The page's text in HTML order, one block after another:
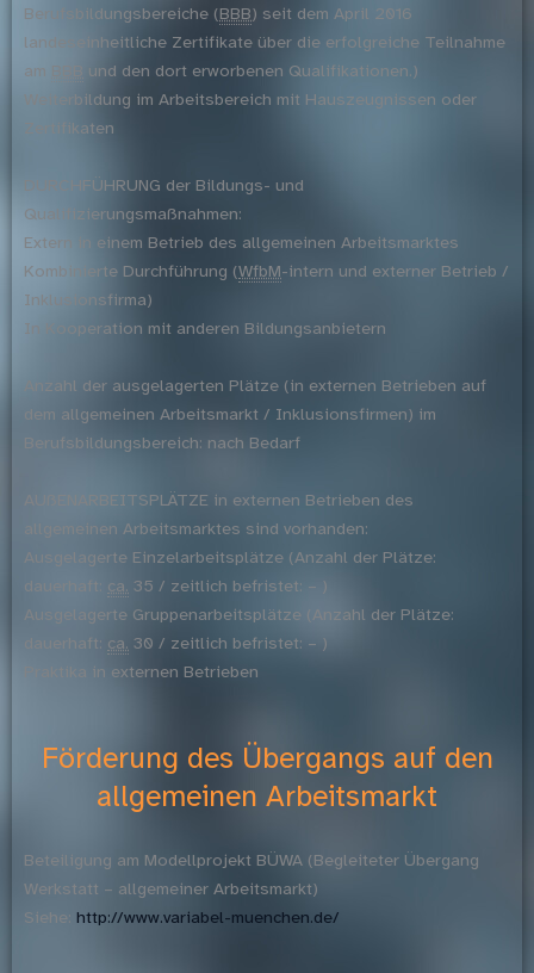
Berufsbildungsbereiche (BBB) seit dem April 2016
landeseinheitliche Zertifikate über die erfolgreiche Teilnahme
am
und den dort erworbenen Qualifikationen.)
Weiterbildung im Arbeitsbereich mit Hauszeugnissen oder
Zertifikaten
DURCHFÜHRUNG der Bildungs- und
Qualifizierungsmaßnahmen:
Extern in einem Betrieb des allgemeinen Arbeitsmarktes
Kombinierte Durchführung (WfbM-intern und externer Betrieb /
Inklusionsfirma)
In Kooperation mit anderen Bildungsanbietern
Anzahl der ausgelagerten Plätze (in externen Betrieben auf
dem allgemeinen Arbeitsmarkt / Inklusionsfirmen) im
Berufsbildungsbereich: nach Bedarf
AUßENARBEITSPLÄTZE in externen Betrieben des
allgemeinen Arbeitsmarktes sind vorhanden:
Ausgelagerte Einzelarbeitsplätze (Anzahl der Plätze:
dauerhaft: ca. 35 / zeitlich befristet: – )
Ausgelagerte Gruppenarbeitsplätze (Anzahl der Plätze:
dauerhaft: ca. 30 / zeitlich befristet: – )
Praktika in externen Betrieben
Förderung des Übergangs auf den
allgemeinen Arbeitsmarkt
Beteiligung am Modellprojekt BÜWA (Begleiteter Übergang
Werkstatt – allgemeiner Arbeitsmarkt)
Siehe: http://www.variabel-muenchen.de/